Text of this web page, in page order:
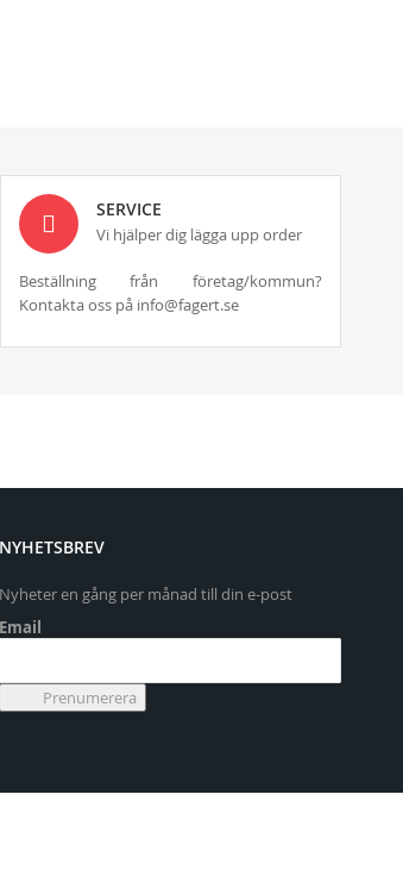
SERVICE
Vi hjälper dig lägga upp order
Beställning från företag/kommun?
Kontakta oss på info@fagert.se
NYHETSBREV
Nyheter en gång per månad till din e-post
Email